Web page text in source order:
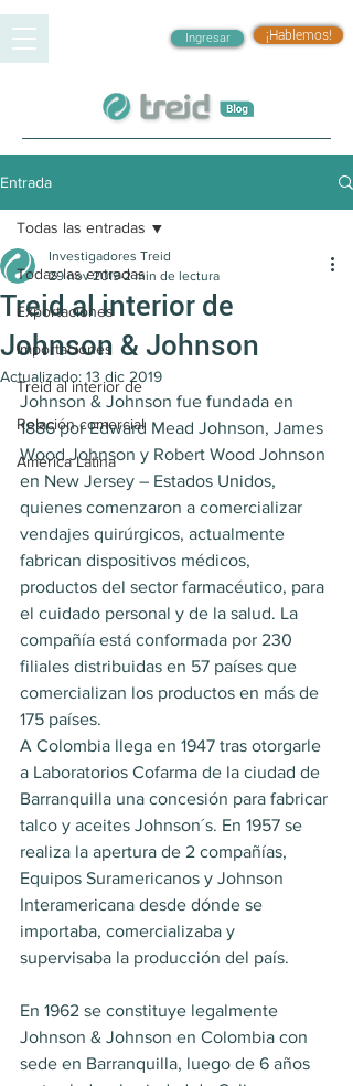
¡Hablemos!
Ingresar
Entrada
Todas las entradas
Exportaciones
Importaciones
Treid al interior de
Relación comercial
América Latina
Todas las entradas
Treid al interior de
Johnson & Johnson
Investigadores Treid
29 nov 2019 2 min de lectura
Actualizado: 13 dic 2019
Johnson & Johnson fue fundada en
1886 por Edward Mead Johnson, James
Wood Johnson y Robert Wood Johnson
en New Jersey – Estados Unidos,
quienes comenzaron a comercializar
vendajes quirúrgicos, actualmente
fabrican dispositivos médicos,
productos del sector farmacéutico, para
el cuidado personal y de la salud. La
compañía está conformada por 230
filiales distribuidas en 57 países que
comercializan los productos en más de
175 países.
A Colombia llega en 1947 tras otorgarle
a Laboratorios Cofarma de la ciudad de
Barranquilla una concesión para fabricar
talco y aceites Johnson´s. En 1957 se
realiza la apertura de 2 compañías,
Equipos Suramericanos y Johnson
Interamericana desde dónde se
importaba, comercializaba y
supervisaba la producción del país.
En 1962 se constituye legalmente
Johnson & Johnson en Colombia con
sede en Barranquilla, luego de 6 años